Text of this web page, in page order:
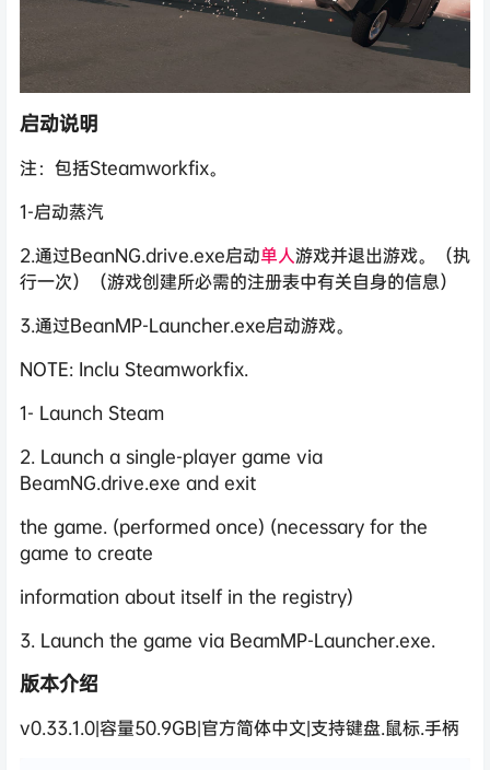
启动说明
注：包括Steamworkfix。
1-启动蒸汽
2.通过BeanNG.drive.exe启动单人游戏并退出游戏。（执
行一次）（游戏创建所必需的注册表中有关自身的信息）
3.通过BeanMP-Launcher.exe启动游戏。
NOTE: Inclu Steamworkfix.
1- Launch Steam
2. Launch a single-player game via
BeamNG.drive.exe and exit
the game. (performed once) (necessary for the
game to create
information about itself in the registry)
3. Launch the game via BeamMP-Launcher.exe.
版本介绍
v0.33.1.0|容量50.9GB|官方简体中文|支持键盘.鼠标.手柄